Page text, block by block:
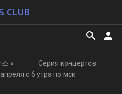
CLUB
person
search
뉴스 » Cерия концертов
с 6 утра по мск